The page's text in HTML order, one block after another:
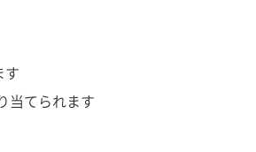
す
当てられます